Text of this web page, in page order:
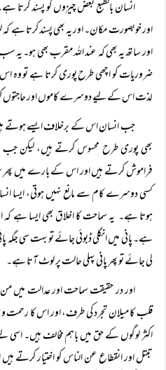
انسان بالطبع بعض چیزوں کو پسند کرتا
اور خوبصورت مکان۔ اور یہ بھی پسند کرتا ہے
اور ساتھ یہ بھی کہ عند اللہ مقرب بھی ہو۔
ضروریات کو اچھی طرح پوری کرتا ہے تو وہ
لذت اس کے لیے دوسرے کاموں اور حاجتوں
جب انسان اس کے برخلاف ایسے ہوتے ہیں
بھی پوری طرح محسوس کرتے ہیں، لیکن
فراموش کرتے ہیں اور اس کے بارے میں
کسی دوسرے کام سے مانع نہیں ہوتی، ایسا
ہوتا ہے۔ یہ سماحت کا اخلاق بھی ایسا ہے
ہے۔ پانی میں انگلی ڈبوئی جائے تو بہت سی جگہ
لی جائے تو پھر پانی پہلی حالت پر لوٹ آتا ہے۔
اور در حقیقت سماحت اور عدالت میں من
قلب کا میلان تجرد کی طرف، اور اس کا رحمت
اکثر لوگوں کے حق میں باہم مخالف ہیں۔ اسی
تبتل اور انقطاع عن الناس کو اختیار کرتے